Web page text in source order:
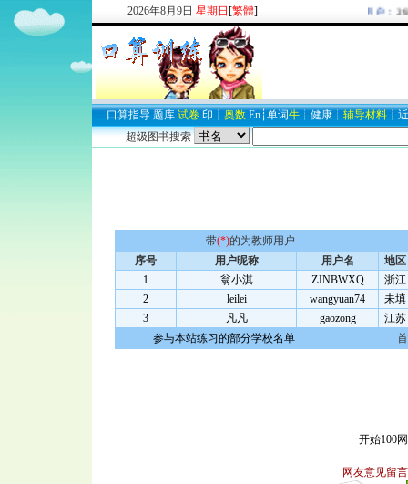
2026年8月 9日 星期日 [繁體] 欢迎新注册用户：
口算指导 题库 试卷 印 ┊ 奥数 En ┊ 单词牛 ┊ 健康 ┊ 辅导材料 ┊
超级图书搜索
带(*)的为教师用户
序号
用户昵称 用户名
地区
1
翁小淇 ZJNBWXQ
浙江
2
leilei wangyuan74
未填
3
凡凡 gaozong
江苏
参与本站练习的部分学校名单
开始100
网友意见留